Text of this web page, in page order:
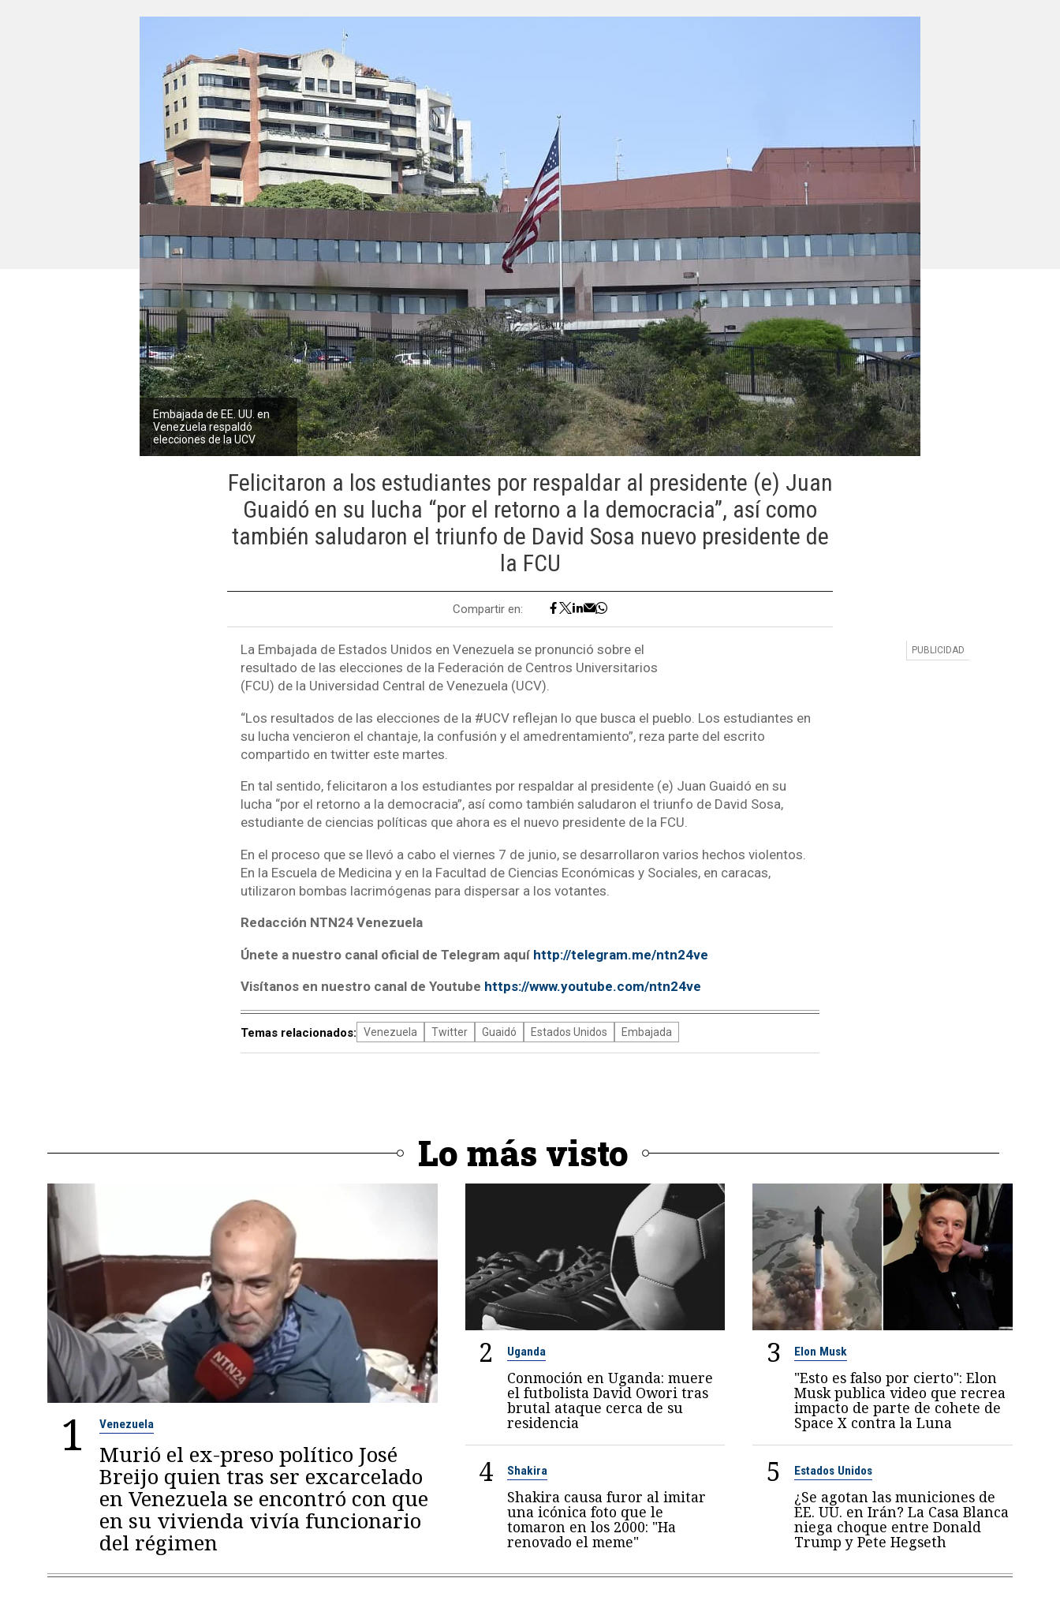
Embajada de EE. UU. en
Venezuela respaldó
elecciones de la UCV
Felicitaron a los estudiantes por respaldar al presidente (e) Juan
Guaidó en su lucha “por el retorno a la democracia”, así como
también saludaron el triunfo de David Sosa nuevo presidente de
la FCU
Compartir en:
La Embajada de Estados Unidos en Venezuela se pronunció sobre el
resultado de las elecciones de la Federación de Centros Universitarios
(FCU) de la Universidad Central de Venezuela (UCV).
“Los resultados de las elecciones de la #UCV reflejan lo que busca el pueblo. Los estudiantes en
su lucha vencieron el chantaje, la confusión y el amedrentamiento”, reza parte del escrito
compartido en twitter este martes.
En tal sentido, felicitaron a los estudiantes por respaldar al presidente (e) Juan Guaidó en su
lucha “por el retorno a la democracia”, así como también saludaron el triunfo de David Sosa,
estudiante de ciencias políticas que ahora es el nuevo presidente de la FCU.
En el proceso que se llevó a cabo el viernes 7 de junio, se desarrollaron varios hechos violentos.
En la Escuela de Medicina y en la Facultad de Ciencias Económicas y Sociales, en caracas,
utilizaron bombas lacrimógenas para dispersar a los votantes.
Redacción NTN24 Venezuela
Únete a nuestro canal oficial de Telegram aquí http://telegram.me/ntn24ve
Visítanos en nuestro canal de Youtube https://www.youtube.com/ntn24ve
Temas relacionados: Venezuela Twitter Guaidó Estados Unidos Embajada
Lo más visto
1 Venezuela
Murió el ex-preso político José
Breijo quien tras ser excarcelado
en Venezuela se encontró con que
en su vivienda vivía funcionario
del régimen
2 Uganda
Conmoción en Uganda: muere
el futbolista David Owori tras
brutal ataque cerca de su
residencia
3 Elon Musk
"Esto es falso por cierto": Elon
Musk publica video que recrea
impacto de parte de cohete de
Space X contra la Luna
4 Shakira
Shakira causa furor al imitar
una icónica foto que le
tomaron en los 2000: "Ha
renovado el meme"
5 Estados Unidos
¿Se agotan las municiones de
EE. UU. en Irán? La Casa Blanca
niega choque entre Donald
Trump y Pete Hegseth